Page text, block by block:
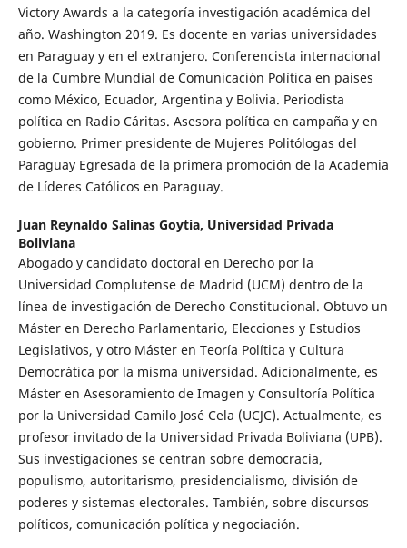
Victory Awards a la categoría investigación académica del
año. Washington 2019. Es docente en varias universidades
en Paraguay y en el extranjero. Conferencista internacional
de la Cumbre Mundial de Comunicación Política en países
como México, Ecuador, Argentina y Bolivia. Periodista
política en Radio Cáritas. Asesora política en campaña y en
gobierno. Primer presidente de Mujeres Politólogas del
Paraguay Egresada de la primera promoción de la Academia
de Líderes Católicos en Paraguay.
Juan Reynaldo Salinas Goytia, Universidad Privada
Boliviana
Abogado y candidato doctoral en Derecho por la
Universidad Complutense de Madrid (UCM) dentro de la
línea de investigación de Derecho Constitucional. Obtuvo un
Máster en Derecho Parlamentario, Elecciones y Estudios
Legislativos, y otro Máster en Teoría Política y Cultura
Democrática por la misma universidad. Adicionalmente, es
Máster en Asesoramiento de Imagen y Consultoría Política
por la Universidad Camilo José Cela (UCJC). Actualmente, es
profesor invitado de la Universidad Privada Boliviana (UPB).
Sus investigaciones se centran sobre democracia,
populismo, autoritarismo, presidencialismo, división de
poderes y sistemas electorales. También, sobre discursos
políticos, comunicación política y negociación.